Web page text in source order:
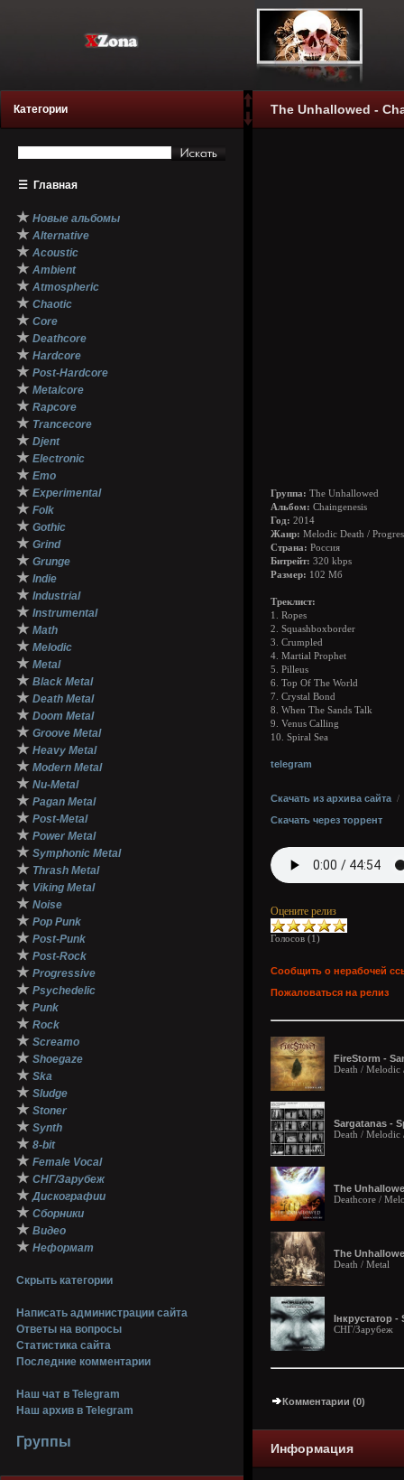
Категории
☰ Главная
★ Новые альбомы
★ Alternative
★ Acoustic
★ Ambient
★ Atmospheric
★ Chaotic
★ Core
★ Deathcore
★ Hardcore
★ Post-Hardcore
★ Metalcore
★ Rapcore
★ Trancecore
★ Djent
★ Electronic
★ Emo
★ Experimental
★ Folk
★ Gothic
★ Grind
★ Grunge
★ Indie
★ Industrial
★ Instrumental
★ Math
★ Melodic
★ Metal
★ Black Metal
★ Death Metal
★ Doom Metal
★ Groove Metal
★ Heavy Metal
★ Modern Metal
★ Nu-Metal
★ Pagan Metal
★ Post-Metal
★ Power Metal
★ Symphonic Metal
★ Thrash Metal
★ Viking Metal
★ Noise
★ Pop Punk
★ Post-Punk
★ Post-Rock
★ Progressive
★ Psychedelic
★ Punk
★ Rock
★ Screamo
★ Shoegaze
★ Ska
★ Sludge
★ Stoner
★ Synth
★ 8-bit
★ Female Vocal
★ СНГ/Зарубеж
★ Дискографии
★ Сборники
★ Видео
★ Неформат
Скрыть категории
Написать администрации сайта
Ответы на вопросы
Статистика сайта
Последние комментарии
Наш чат в Telegram
Наш архив в Telegram
Группы
The Unhallowed -
Группа: The Unhallowed
Альбом: Chaingenesis
Год: 2014
Жанр: Melodic Death /
Страна: Россия
Битрейт: 320 kbps
Размер: 102 Мб
Треклист:
1. Ropes
2. Squashboxborder
3. Crumpled
4. Martial Prophet
5. Pilleus
6. Top Of The World
7. Crystal Bond
8. When The Sands Talk
9. Venus Calling
10. Spiral Sea
telegram
Скачать из архива сайта /
Скачать через торрент
Оцените релиз
Голосов (1)
Сообщить о нерабочей
Пожаловаться на релиз
FireStorm -
Death /
Sargatanas -
Death / Melodic
The
Deathcore /
The
Death / Metal
Інкрустатор
СНГ/Зарубеж
Комментарии (0)
Информация